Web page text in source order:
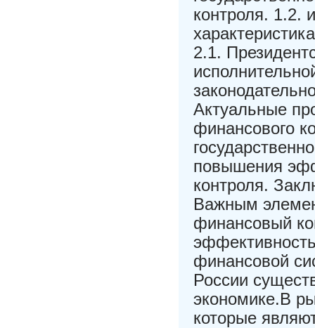
контроля. 1.2.
2.1.
Актуальные
финансового
повышения
контроля.
Важным
финансовый
финансовой
России
экономике.В
которые